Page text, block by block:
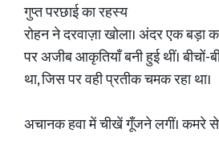
गुप्त परछाई का रहस्य
रोहन ने दरवाज़ा खोला। अंदर एक बड़ा
पर अजीब आकृतियाँ बनी हुई थीं। बीचों-
था, जिस पर वही प्रतीक चमक रहा था।
अचानक हवा में चीखें गूँजने लगीं। कमरे